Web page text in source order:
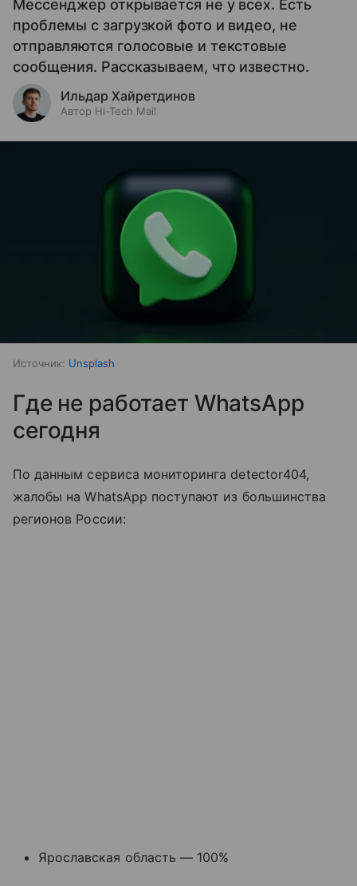
Мессенджер открывается не у всех. Есть
проблемы с загрузкой фото и видео, не
отправляются голосовые и текстовые
сообщения. Рассказываем, что известно.
Ильдар Хайретдинов
Автор Hi-Tech Mail
Источник: Unsplash
Где не работает WhatsApp
сегодня
По данным сервиса мониторинга detector404,
жалобы на WhatsApp поступают из большинства
регионов России:
Ярославская область — 100%